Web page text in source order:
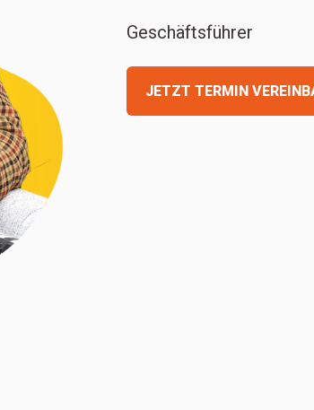
Geschäftsführer
JETZT TERMIN